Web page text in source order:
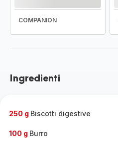
COMPANION
Ingredienti
250 g Biscotti digestive
100 g Burro